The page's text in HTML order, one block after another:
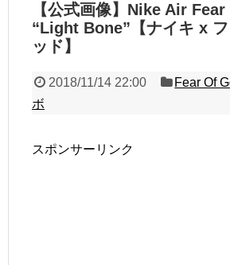
【公式画像】Nike Air
“Light Bone”【ナイキ x
ッド】
2018/11/14 22:00 Fear Of
ボ
スポンサーリンク